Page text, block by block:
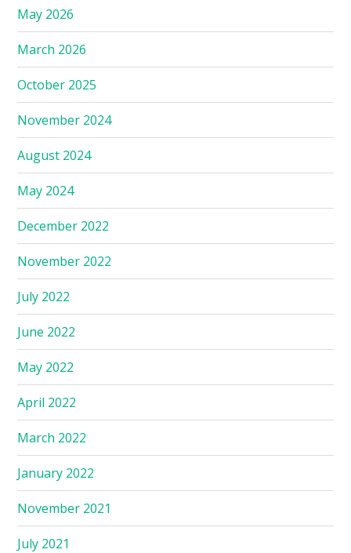
May 2026
March 2026
October 2025
November 2024
August 2024
May 2024
December 2022
November 2022
July 2022
June 2022
May 2022
April 2022
March 2022
January 2022
November 2021
July 2021